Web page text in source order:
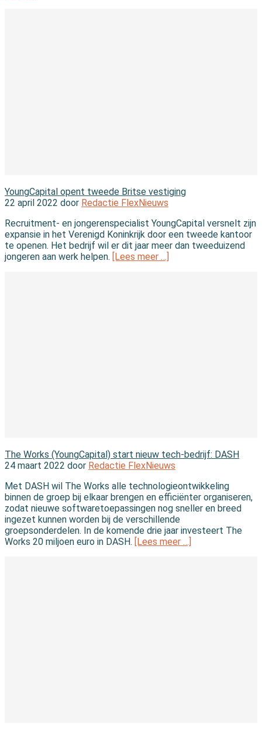
YoungCapital opent tweede Britse vestiging
22 april 2022 door Redactie FlexNieuws
Recruitment- en jongerenspecialist YoungCapital versnelt zijn
expansie in het Verenigd Koninkrijk door een tweede kantoor
te openen. Het bedrijf wil er dit jaar meer dan tweeduizend
jongeren aan werk helpen. [Lees meer …]
The Works (YoungCapital) start nieuw tech-bedrijf: DASH
24 maart 2022 door Redactie FlexNieuws
Met DASH wil The Works alle technologieontwikkeling
binnen de groep bij elkaar brengen en efficiënter organiseren,
zodat nieuwe softwaretoepassingen nog sneller en breed
ingezet kunnen worden bij de verschillende
groepsonderdelen. In de komende drie jaar investeert The
Works 20 miljoen euro in DASH. [Lees meer …]